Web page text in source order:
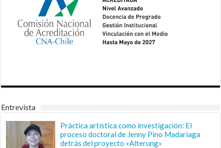
Entrevista
Práctica artística como investigación: El
proceso doctoral de Jenny Pino Madariaga
detrás del proyecto «Alterung»